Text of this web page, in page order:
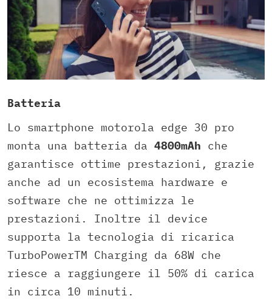
Batteria
Lo smartphone motorola edge 30 pro
monta una batteria da 4800mAh che
garantisce ottime prestazioni, grazie
anche ad un ecosistema hardware e
software che ne ottimizza le
prestazioni. Inoltre il device
supporta la tecnologia di ricarica
TurboPowerTM Charging da 68W che
riesce a raggiungere il 50% di carica
in circa 10 minuti.